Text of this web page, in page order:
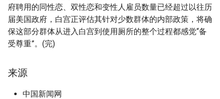
府聘用的同性恋、双性恋和变性人雇员数量已经超过以往历
届美国政府，白宫正评估其针对少数群体的内部政策，将确
保这部分群体从进入白宫到使用厕所的整个过程都感觉“备
受尊重”。(完)
来源
中国新闻网